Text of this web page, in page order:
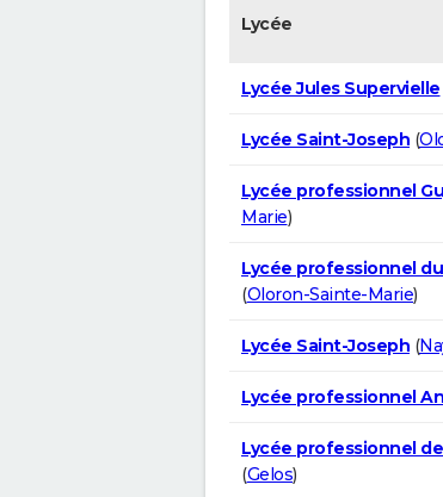
Lycée
Lycée Jules Supervielle
Lycée Saint-Joseph (
Lycée professionnel
Marie)
Lycée professionnel
(Oloron-Sainte-Marie)
Lycée Saint-Joseph (
Lycée professionnel
Lycée professionnel
(Gelos)